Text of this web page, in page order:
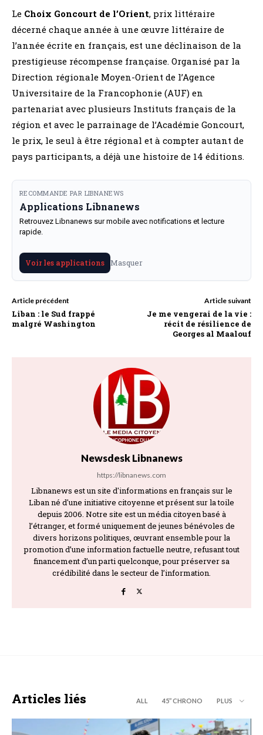
Le Choix Goncourt de l’Orient, prix littéraire
décerné chaque année à une œuvre littéraire de
l’année écrite en français, est une déclinaison de la
prestigieuse récompense française. Organisé par la
Direction régionale Moyen-Orient de l’Agence
Universitaire de la Francophonie (AUF) en
partenariat avec plusieurs Instituts français de la
région et avec le parrainage de l’Académie Goncourt,
le prix, le seul à être régional et à compter autant de
pays participants, a déjà une histoire de 14 éditions.
RECOMMANDE PAR LIBNANEWS
Applications Libnanews
Retrouvez Libnanews sur mobile avec notifications et lecture
rapide.
Voir les applications Masquer
Article précédent
Liban : le Sud frappé
malgré Washington
Article suivant
Je me vengerai de la vie :
récit de résilience de
Georges al Maalouf
Newsdesk Libnanews
https://libnanews.com
Libnanews est un site d'informations en français sur le
Liban né d'une initiative citoyenne et présent sur la toile
depuis 2006. Notre site est un média citoyen basé à
l’étranger, et formé uniquement de jeunes bénévoles de
divers horizons politiques, œuvrant ensemble pour la
promotion d’une information factuelle neutre, refusant tout
financement d’un parti quelconque, pour préserver sa
crédibilité dans le secteur de l’information.
Articles liés ALL 45’’ CHRONO PLUS